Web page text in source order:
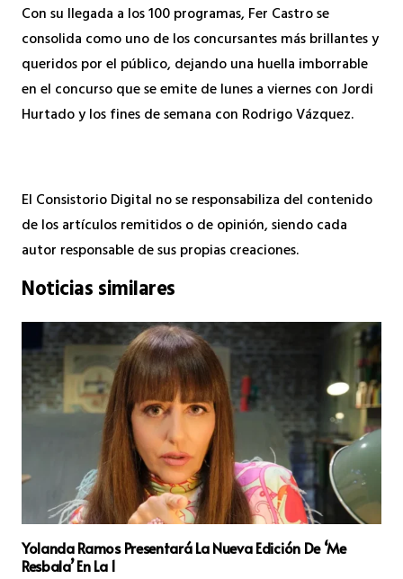
Con su llegada a los 100 programas, Fer Castro se
consolida como uno de los concursantes más brillantes y
queridos por el público, dejando una huella imborrable
en el concurso que se emite de lunes a viernes con Jordi
Hurtado y los fines de semana con Rodrigo Vázquez.
El Consistorio Digital no se responsabiliza del contenido
de los artículos remitidos o de opinión, siendo cada
autor responsable de sus propias creaciones.
Noticias similares
Yolanda Ramos Presentará La Nueva Edición De ‘Me
Resbala’ En La 1